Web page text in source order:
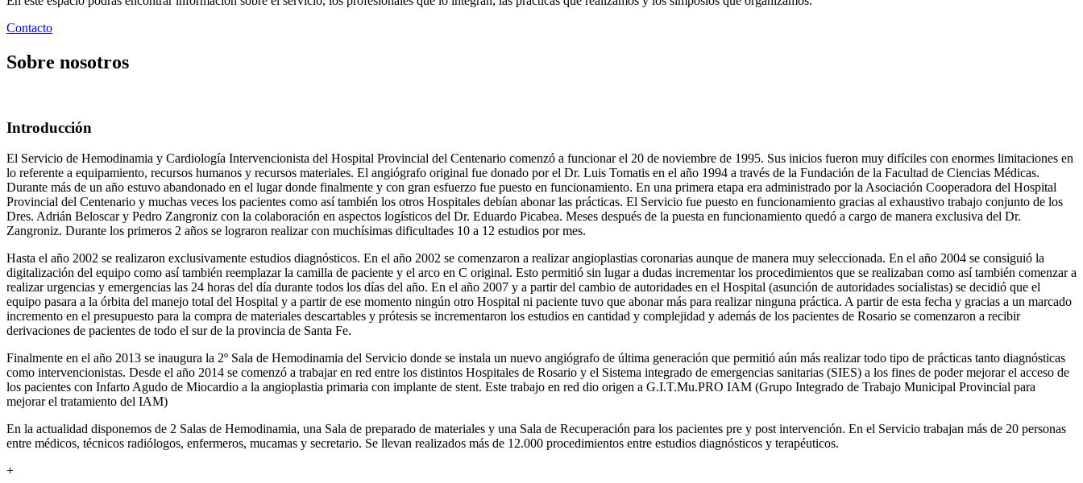
Contacto
Sobre nosotros
Introducción
El Servicio de Hemodinamia y Cardiología Intervencionista del Hospital Provincial del Centenario comenzó a funcionar el 20 de noviembre de 1995. Sus inicios fueron muy difíciles con enormes limitaciones en
lo referente a equipamiento, recursos humanos y recursos materiales. El angiógrafo original fue donado por el Dr. Luis Tomatis en el año 1994 a través de la Fundación de la Facultad de Ciencias Médicas.
Durante más de un año estuvo abandonado en el lugar donde finalmente y con gran esfuerzo fue puesto en funcionamiento. En una primera etapa era administrado por la Asociación Cooperadora del Hospital
Provincial del Centenario y muchas veces los pacientes como así también los otros Hospitales debían abonar las prácticas. El Servicio fue puesto en funcionamiento gracias al exhaustivo trabajo conjunto de los
Dres. Adrián Beloscar y Pedro Zangroniz con la colaboración en aspectos logísticos del Dr. Eduardo Picabea. Meses después de la puesta en funcionamiento quedó a cargo de manera exclusiva del Dr.
Zangroniz. Durante los primeros 2 años se lograron realizar con muchísimas dificultades 10 a 12 estudios por mes.
Hasta el año 2002 se realizaron exclusivamente estudios diagnósticos. En el año 2002 se comenzaron a realizar angioplastias coronarias aunque de manera muy seleccionada. En el año 2004 se consiguió la
digitalización del equipo como así también reemplazar la camilla de paciente y el arco en C original. Esto permitió sin lugar a dudas incrementar los procedimientos que se realizaban como así también comenzar a
realizar urgencias y emergencias las 24 horas del día durante todos los días del año. En el año 2007 y a partir del cambio de autoridades en el Hospital (asunción de autoridades socialistas) se decidió que el
equipo pasara a la órbita del manejo total del Hospital y a partir de ese momento ningún otro Hospital ni paciente tuvo que abonar más para realizar ninguna práctica. A partir de esta fecha y gracias a un marcado
incremento en el presupuesto para la compra de materiales descartables y prótesis se incrementaron los estudios en cantidad y complejidad y además de los pacientes de Rosario se comenzaron a recibir
derivaciones de pacientes de todo el sur de la provincia de Santa Fe.
Finalmente en el año 2013 se inaugura la 2º Sala de Hemodinamia del Servicio donde se instala un nuevo angiógrafo de última generación que permitió aún más realizar todo tipo de prácticas tanto diagnósticas
como intervencionistas. Desde el año 2014 se comenzó a trabajar en red entre los distintos Hospitales de Rosario y el Sistema integrado de emergencias sanitarias (SIES) a los fines de poder mejorar el acceso de
los pacientes con Infarto Agudo de Miocardio a la angioplastia primaria con implante de stent. Este trabajo en red dio origen a G.I.T.Mu.PRO IAM (Grupo Integrado de Trabajo Municipal Provincial para
mejorar el tratamiento del IAM)
En la actualidad disponemos de 2 Salas de Hemodinamia, una Sala de preparado de materiales y una Sala de Recuperación para los pacientes pre y post intervención. En el Servicio trabajan más de 20 personas
entre médicos, técnicos radiólogos, enfermeros, mucamas y secretario. Se llevan realizados más de 12.000 procedimientos entre estudios diagnósticos y terapéuticos.
+